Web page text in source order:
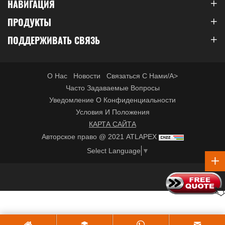
работу в строительстве, горнодобывающей промышленности
и промышленности.
НАВИГАЦИЯ
ПРОДУКТЫ
ПОДДЕРЖИВАТЬ СВЯЗЬ
О Нас Новости
Связаться С Нами/a>
Часто Задаваемые Вопросы
Уведомление О Конфиденциальности
Условия И Положения
КАРТА САЙТА
Авторское право @ 2021 ATLAPEX
Select Language ▼